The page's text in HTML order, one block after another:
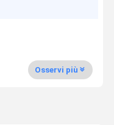
Osservi più